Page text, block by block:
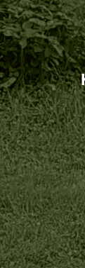
Siirry
sivun
sisältöön